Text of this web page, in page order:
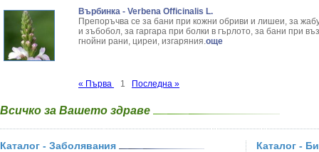
Върбинка - Verbena Officinalis L.
Препоръчва се за бани при кожни обриви и лишеи, за
и зъбобол, за гаргара при болки в гърлото, за бани при
гнойни рани, циреи, изгаряния.още
« Първа 1 Последна »
Всичко за Вашето здраве
Каталог - Заболявания Каталог -